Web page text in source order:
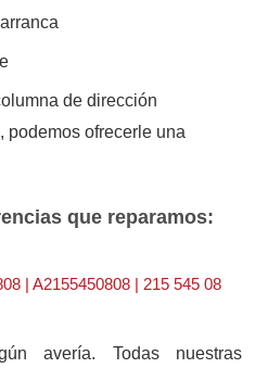
de dirección
podemos ofrecerle una
que reparamos:
| A2155450808 | 215 545 08
avería. Todas nuestras